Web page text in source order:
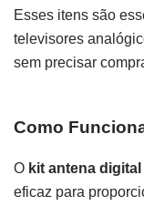
Esses itens são
televisores
sem precisar
Como
O kit antena
eficaz para